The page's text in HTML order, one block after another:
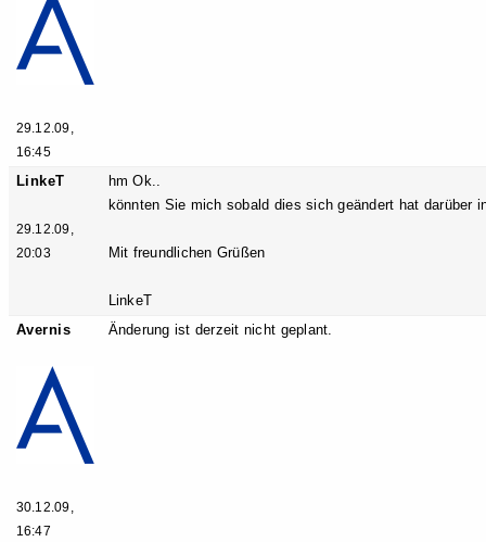
29.12.09,
16:45
LinkeT
29.12.09,
20:03
hm Ok..
könnten Sie mich sobald dies sich geändert hat darüber
Mit freundlichen Grüßen
LinkeT
Avernis
30.12.09,
16:47
Änderung ist derzeit nicht geplant.